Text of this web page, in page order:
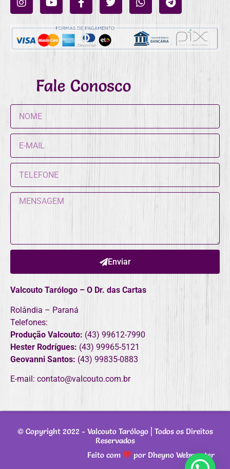
Fale Conosco
Enviar
Valcouto Tarólogo – O Dr. das Cartas
Rolândia – Paraná
Telefones:
Produção Valcouto: (43) 99612-7990
Hester Rodrígues: (43) 99965-5121
Geovanni Santos: (43) 99835-0883
E-mail: contato@valcouto.com.br
© Copyright 2022 - Valcouto Tarólogo| Todos os Direitos
Reservados
Feito com
por Dheyno Webmaster